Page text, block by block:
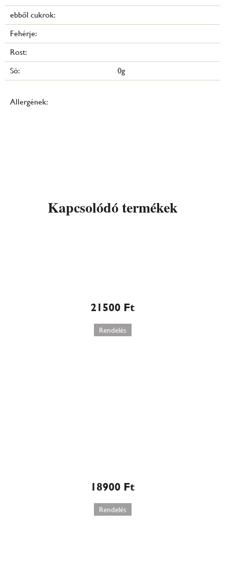
ebből cukrok:
Fehérje:
Rost:
Só:
0g
Allergének:
Kapcsolódó termékek
21500 Ft
Rendelés
18900 Ft
Rendelés